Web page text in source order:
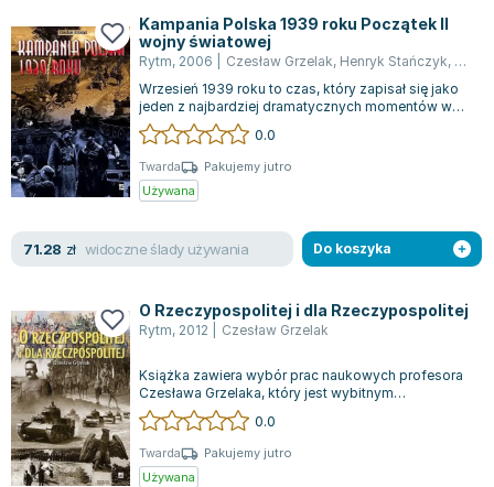
Joseph Murphy
Jan Sztaudynger
Aleksander Puszkin
Oscar Wilde
Małgorzata Ohme
Maddie Ziegler
Leszek Czarnecki
Maria Seweryn
Anna Prus (oprac.)
Nela Mała Reporterka
Agnieszka Maciąg
Barbara Wrzesińska
Terry Pratchett
Virginia Woolf
Kampania Polska 1939 roku Początek II
wojny światowej
Rytm, 2006 Czesław Grzelak, Henryk Stańczyk, C
Wrzesień 1939 roku to czas, który zapisał się jako
jeden z najbardziej dramatycznych momentów w
dziejach Polski. Nasz kraj nagle s...
0.0
Twarda
Pakujemy jutro
Używana
71.28 zł widoczne ślady używania Do koszyka
O Rzeczypospolitej i dla Rzeczypospolitej
Rytm, 2012 Czesław Grzelak
Książka zawiera wybór prac naukowych profesora
Czesława Grzelaka, który jest wybitnym
historykiem wojskowości i rektorem piotrkows...
0.0
Twarda
Pakujemy jutro
Używana